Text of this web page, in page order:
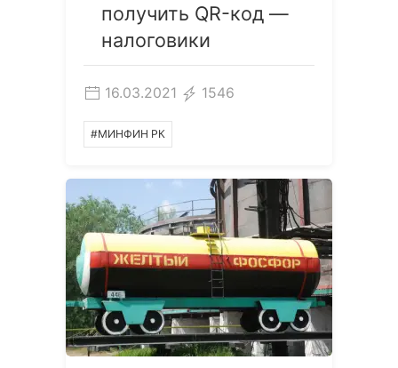
получить QR-код —
налоговики
16.03.2021 1546
#МИНФИН РК